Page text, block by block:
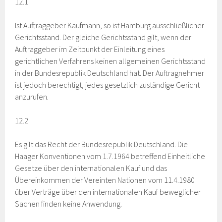
Ist Auftraggeber Kaufmann, so ist Hamburg ausschließlicher
Gerichtsstand. Der gleiche Gerichtsstand gilt, wenn der
Auftraggeber im Zeitpunkt der Einleitung eines
gerichtlichen Verfahrens keinen allgemeinen Gerichtsstand
in der Bundesrepublik Deutschland hat. Der Auftragnehmer
ist jedoch berechtigt, jedes gesetzlich zuständige Gericht
anzurufen.
12.2
Es gilt das Recht der Bundesrepublik Deutschland. Die
Haager Konventionen vom 1.7.1964 betreffend Einheitliche
Gesetze über den internationalen Kauf und das
Übereinkommen der Vereinten Nationen vom 11.4.1980
über Verträge über den internationalen Kauf beweglicher
Sachen finden keine Anwendung.